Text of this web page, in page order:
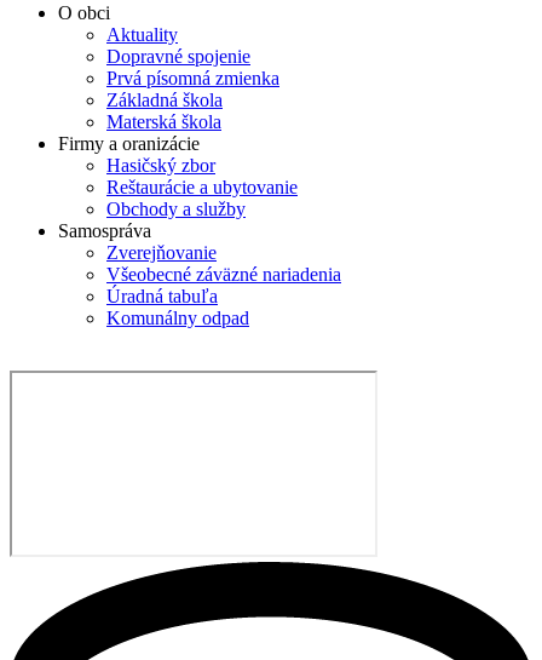
O obci
Aktuality
Dopravné spojenie
Prvá písomná zmienka
Základná škola
Materská škola
Firmy a oranizácie
Hasičský zbor
Reštaurácie a ubytovanie
Obchody a služby
Samospráva
Zverejňovanie
Všeobecné záväzné nariadenia
Úradná tabuľa
Komunálny odpad